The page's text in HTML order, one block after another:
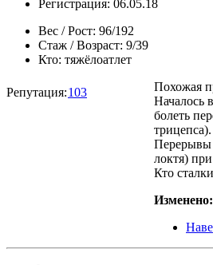
Регистрация: 06.05.18
Вес / Рост: 96/192
Стаж / Возраст: 9/39
Кто: тяжёлоатлет
Репутация:103
Похожая
Началось
болеть
Перерывы
локтя)
Кто